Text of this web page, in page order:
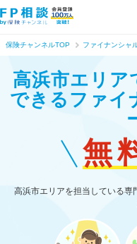
保険チャンネルTOP ファイナンシャ
高浜市エリア
できる ファイ
無
高浜市エリアを担当している専